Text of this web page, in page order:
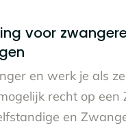
voor
en werk je als
recht op een
en